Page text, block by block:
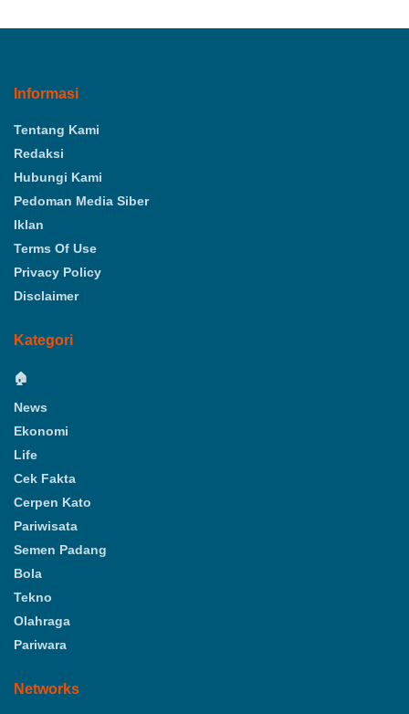
Informasi
Tentang Kami
Redaksi
Hubungi Kami
Pedoman Media Siber
Iklan
Terms Of Use
Privacy Policy
Disclaimer
Kategori
🏠
News
Ekonomi
Life
Cek Fakta
Cerpen Kato
Pariwisata
Semen Padang
Bola
Tekno
Olahraga
Pariwara
Networks